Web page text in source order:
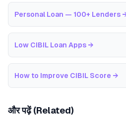
Personal Loan — 100+ Lenders
Low CIBIL Loan Apps →
How to Improve CIBIL Score →
और पढ़ें (Related)